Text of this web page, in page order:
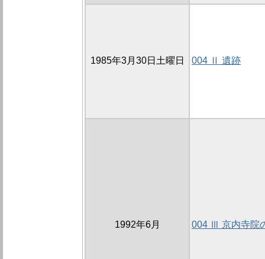
1985年3月30日土曜日 004 Ⅱ 遺跡
1992年6月 004 Ⅲ 京内寺院